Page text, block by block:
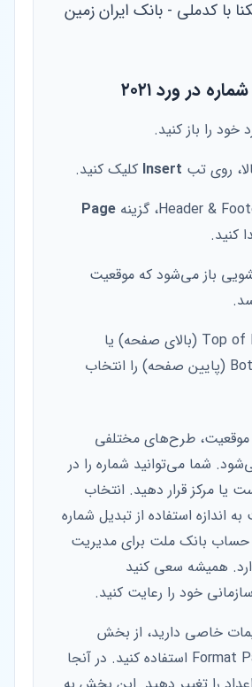
با کدملی - بانک ایران زمین
در ورد ۲۰۲۱
خود را باز کنید.
روی تب Insert کلیک کنید.
Page
کنید.
باز می‌شود که موقعیت
گزینه Top of Page (بالای صفحه) یا
Bottom of Page (پایین صفحه) را انتخاب
طرح‌های مختلفی
شما می‌توانید شماره را در
مرکز قرار دهید. انتخاب
اندازه استفاده از تبدیل شماره
حساب بانک ملت برای مدیریت
همیشه سعی کنید
خود را رعایت کنید.
خاصی دارید، از بخش
Format Page Numbers استفاده کنید. در آنجا